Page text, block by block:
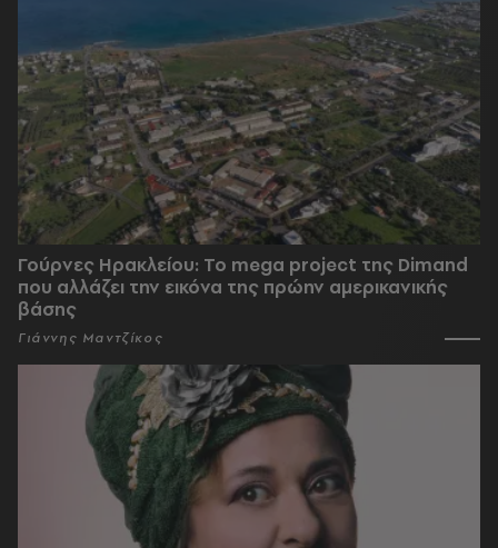
Γούρνες Ηρακλείου: To mega project της Dimand
που αλλάζει την εικόνα της πρώην αμερικανικής
βάσης
Γιάννης Μαντζίκος